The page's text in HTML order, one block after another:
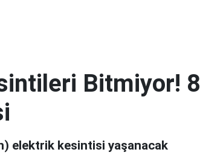
Bitmiyor! 8
elektrik kesintisi yaşanacak